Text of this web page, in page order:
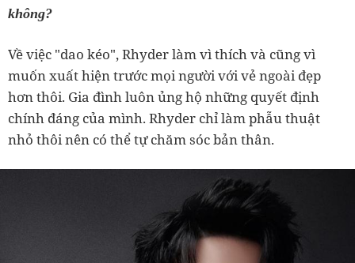
không?
Về việc "dao kéo", Rhyder làm vì thích và cũng vì
muốn xuất hiện trước mọi người với vẻ ngoài đẹp
hơn thôi. Gia đình luôn ủng hộ những quyết định
chính đáng của mình. Rhyder chỉ làm phẫu thuật
nhỏ thôi nên có thể tự chăm sóc bản thân.